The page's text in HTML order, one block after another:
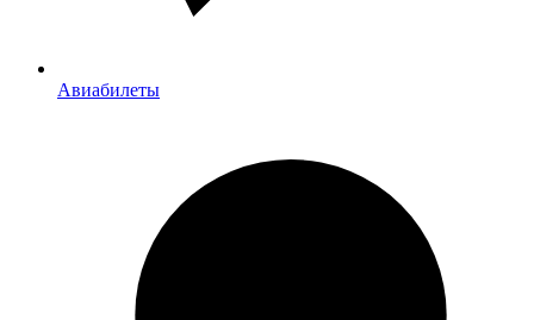
Авиабилеты